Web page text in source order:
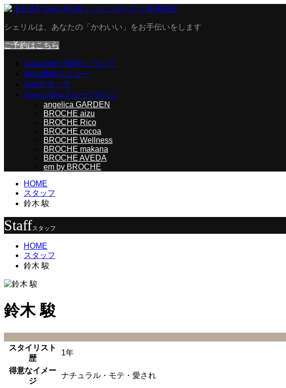
シェリルは、あなたの「かわいい」をお手伝いをします
ご予約はこちら
Saloncherir HAIR について
Menu施術メニュー
Staffスタッフ
Group Salonグループサロン
angelica GARDEN
BROCHE aizu
BROCHE Rico
BROCHE cocoa
BROCHE Wellness
BROCHE makana
BROCHE AVEDA
em by BROCHE
HOME
スタッフ
鈴木 駿
Staffスタッフ
HOME
スタッフ
鈴木 駿
鈴木 駿
スタイリスト
歴
1年
得意なイメー
ジ
ナチュラル・モテ・愛され